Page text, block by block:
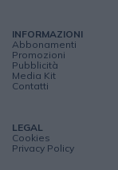
INFORMAZIONI
Abbonamenti
Promozioni
Pubblicità
Media Kit
Contatti
LEGAL
Cookies
Privacy Policy